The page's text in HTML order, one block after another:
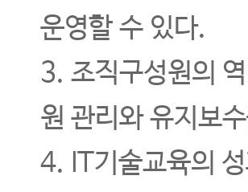
운영할 수 있다.
3. 조직구성원의
원 관리와 유지보
4. IT기술교육의